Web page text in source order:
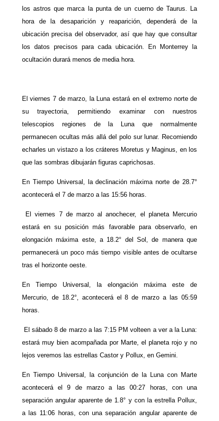
los astros que marca la punta de un cuerno de Taurus. La
hora de la desaparición y reaparición, dependerá de la
ubicación precisa del observador, así que hay que consultar
los datos precisos para cada ubicación. En Monterrey la
ocultación durará menos de media hora.
El viernes 7 de marzo, la Luna estará en el extremo norte de
su trayectoria, permitiendo examinar con nuestros
telescopios regiones de la Luna que normalmente
permanecen ocultas más allá del polo sur lunar. Recomiendo
echarles un vistazo a los cráteres Moretus y Maginus, en los
que las sombras dibujarán figuras caprichosas.
En Tiempo Universal, la declinación máxima norte de 28.7°
acontecerá el 7 de marzo a las 15:56 horas.
El viernes 7 de marzo al anochecer, el planeta Mercurio
estará en su posición más favorable para observarlo, en
elongación máxima este, a 18.2° del Sol, de manera que
permanecerá un poco más tiempo visible antes de ocultarse
tras el horizonte oeste.
En Tiempo Universal, la elongación máxima este de
Mercurio, de 18.2°, acontecerá el 8 de marzo a las 05:59
horas.
El sábado 8 de marzo a las 7:15 PM volteen a ver a la Luna:
estará muy bien acompañada por Marte, el planeta rojo y no
lejos veremos las estrellas Castor y Pollux, en Gemini.
En Tiempo Universal, la conjunción de la Luna con Marte
acontecerá el 9 de marzo a las 00:27 horas, con una
separación angular aparente de 1.8° y con la estrella Pollux,
a las 11:06 horas, con una separación angular aparente de